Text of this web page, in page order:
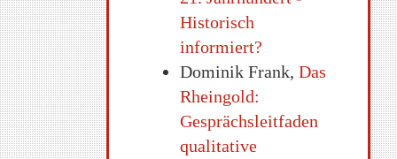
Historisch
informiert?
Dominik Frank, Das
Rheingold:
Gesprächsleitfaden
qualitative